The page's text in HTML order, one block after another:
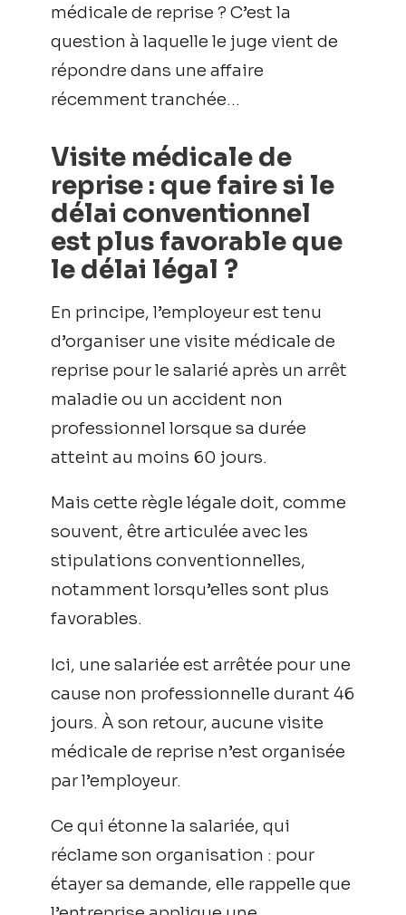
médicale de reprise ? C’est la
question à laquelle le juge vient de
répondre dans une affaire
récemment tranchée…
Visite médicale de
reprise : que faire si le
délai conventionnel
est plus favorable que
le délai légal ?
En principe, l’employeur est tenu
d’organiser une visite médicale de
reprise pour le salarié après un arrêt
maladie ou un accident non
professionnel lorsque sa durée
atteint au moins 60 jours.
Mais cette règle légale doit, comme
souvent, être articulée avec les
stipulations conventionnelles,
notamment lorsqu’elles sont plus
favorables.
Ici, une salariée est arrêtée pour une
cause non professionnelle durant 46
jours. À son retour, aucune visite
médicale de reprise n’est organisée
par l’employeur.
Ce qui étonne la salariée, qui
réclame son organisation : pour
étayer sa demande, elle rappelle que